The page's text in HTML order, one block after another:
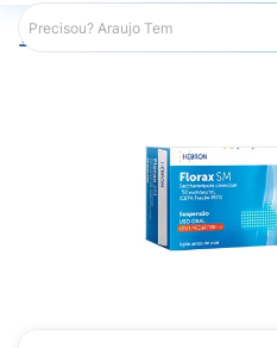
Araujo Medicamentos